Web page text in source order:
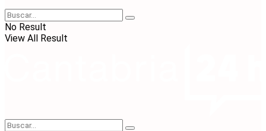
No Result
View All Result